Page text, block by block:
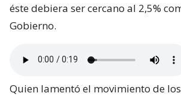
éste debiera ser cercano al 2,5%
Gobierno.
Quien lamentó el movimiento de